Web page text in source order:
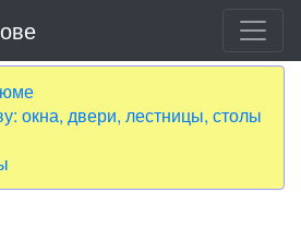
окна, двери, лестницы, столы